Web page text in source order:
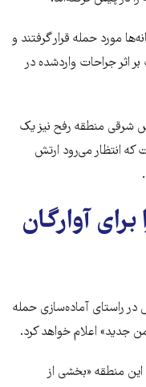
مورد حمله قرار گرفتند و
اثر جراحات واردشده در
شرقی منطقه رفح نیز یک
انتظار می‌رود ارتش
آوارگان
در راستای آماده‌سازی حمله
جدید» اعلام خواهد کرد.
این منطقه «بخشی از